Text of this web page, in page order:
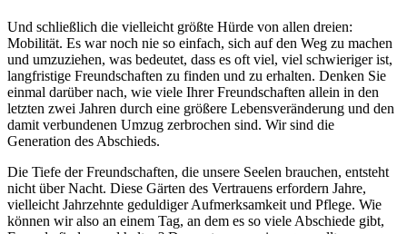
Und schließlich die vielleicht größte Hürde von allen dreien:
Mobilität. Es war noch nie so einfach, sich auf den Weg zu machen
und umzuziehen, was bedeutet, dass es oft viel, viel schwieriger ist,
langfristige Freundschaften zu finden und zu erhalten. Denken Sie
einmal darüber nach, wie viele Ihrer Freundschaften allein in den
letzten zwei Jahren durch eine größere Lebensveränderung und den
damit verbundenen Umzug zerbrochen sind. Wir sind die
Generation des Abschieds.
Die Tiefe der Freundschaften, die unsere Seelen brauchen, entsteht
nicht über Nacht. Diese Gärten des Vertrauens erfordern Jahre,
vielleicht Jahrzehnte geduldiger Aufmerksamkeit und Pflege. Wie
können wir also an einem Tag, an dem es so viele Abschiede gibt,